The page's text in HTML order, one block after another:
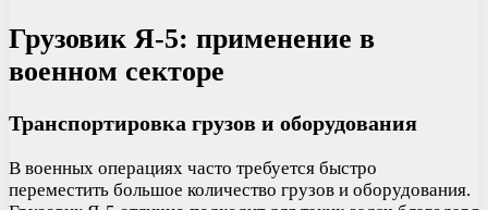
Грузовик Я-5: применение в
военном секторе
Транспортировка грузов и оборудования
В военных операциях часто требуется быстро
переместить большое количество грузов и оборудования.